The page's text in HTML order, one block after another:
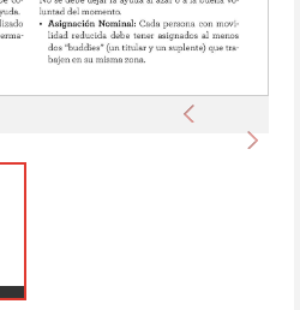
Anterior